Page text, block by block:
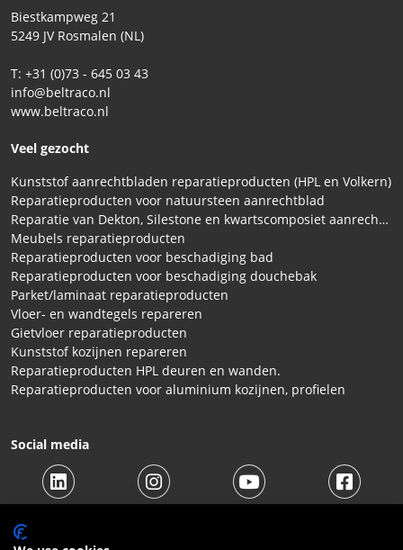
Biestkampweg 21
5249 JV Rosmalen (NL)
T: +31 (0)73 - 645 03 43
info@beltraco.nl
www.beltraco.nl
Veel gezocht
Kunststof aanrechtbladen reparatieproducten (HPL en Volkern)
Reparatieproducten voor natuursteen aanrechtblad
Reparatie van Dekton, Silestone en kwartscomposiet aanrechtbladen
Meubels reparatieproducten
Reparatieproducten voor beschadiging bad
Reparatieproducten voor beschadiging douchebak
Parket/laminaat reparatieproducten
Vloer- en wandtegels repareren
Gietvloer reparatieproducten
Kunststof kozijnen repareren
Reparatieproducten HPL deuren en wanden.
Reparatieproducten voor aluminium kozijnen, profielen
Social media